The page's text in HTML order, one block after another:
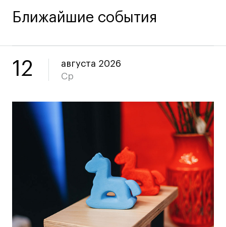
Ближайшие события
12
августа 2026
Ср